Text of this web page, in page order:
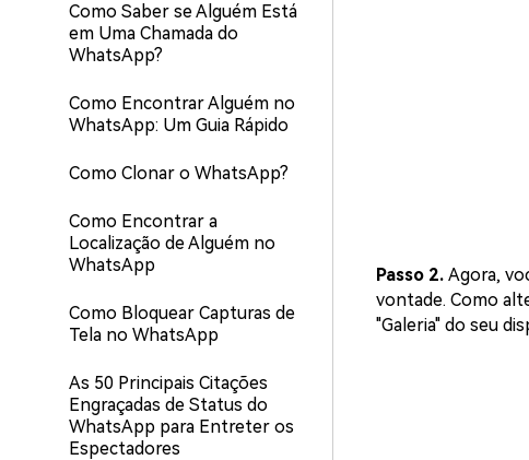
Como Saber se Alguém Está
em Uma Chamada do
WhatsApp?
Como Encontrar Alguém no
WhatsApp: Um Guia Rápido
Como Clonar o WhatsApp?
Como Encontrar a
Localização de Alguém no
WhatsApp
Como Bloquear Capturas de
Tela no WhatsApp
As 50 Principais Citações
Engraçadas de Status do
WhatsApp para Entreter os
Espectadores
Passo 2. Agora,
vontade. Como
"Galeria" do seu